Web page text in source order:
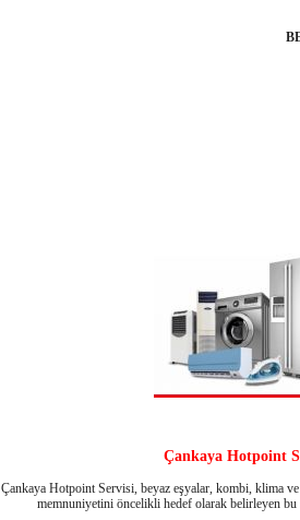
Çankaya Hotpoint
Çankaya Hotpoint Servisi, beyaz eşyalar, kombi, klima
memnuniyetini öncelikli hedef olarak belirleyen bu